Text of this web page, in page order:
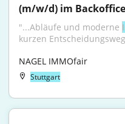
(m/w/d) im
"...Abläufe und moderne
kurzen
NAGEL IMMOfair
Stuttgart